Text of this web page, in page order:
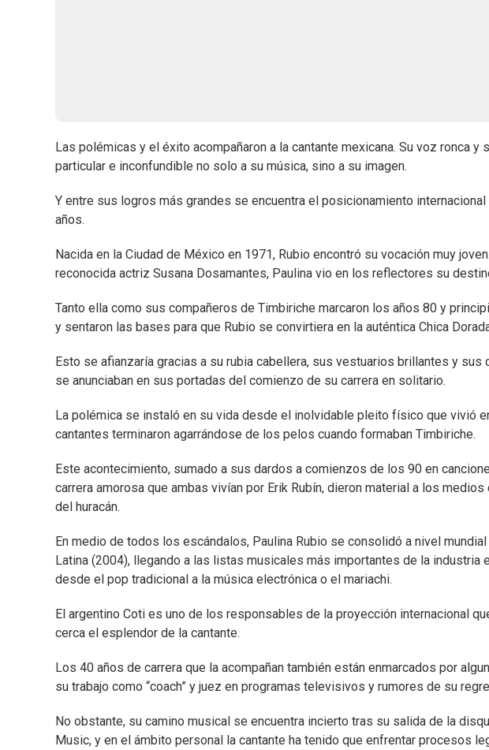
Las polémicas y el éxito acompañaron a la cantante mexicana. Su voz ronca
particular e inconfundible no solo a su música, sino a su imagen.
Y entre sus logros más grandes se encuentra el posicionamiento
años.
Nacida en la Ciudad de México en 1971, Rubio encontró su vocación muy
reconocida actriz Susana Dosamantes, Paulina vio en los reflectores su
Tanto ella como sus compañeros de Timbiriche marcaron los años 80 y
y sentaron las bases para que Rubio se convirtiera en la auténtica Chica
Esto se afianzaría gracias a su rubia cabellera, sus vestuarios brillantes y
se anunciaban en sus portadas del comienzo de su carrera en solitario.
La polémica se instaló en su vida desde el inolvidable pleito físico que vivió
cantantes terminaron agarrándose de los pelos cuando formaban Timbiriche.
Este acontecimiento, sumado a sus dardos a comienzos de los 90 en
carrera amorosa que ambas vivían por Erik Rubín, dieron material a los
del huracán.
En medio de todos los escándalos, Paulina Rubio se consolidó a nivel
Latina (2004), llegando a las listas musicales más importantes de la
desde el pop tradicional a la música electrónica o el mariachi.
El argentino Coti es uno de los responsables de la proyección internacional
cerca el esplendor de la cantante.
Los 40 años de carrera que la acompañan también están enmarcados por
su trabajo como “coach” y juez en programas televisivos y rumores de su
No obstante, su camino musical se encuentra incierto tras su salida de la
Music, y en el ámbito personal la cantante ha tenido que enfrentar procesos